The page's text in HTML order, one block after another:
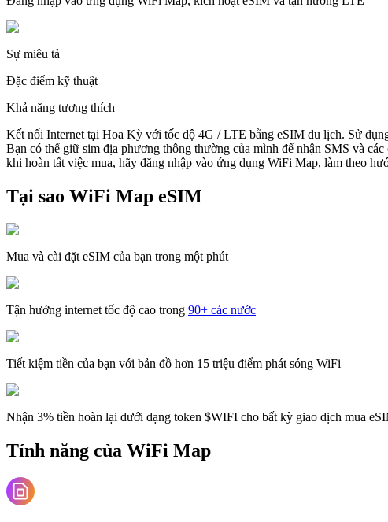
Sự miêu tả
Đặc điểm kỹ thuật
Khả năng tương thích
Kết nối Internet tại Hoa Kỳ với tốc độ 4G / LTE bằng eSIM du lịch. Sử
Bạn có thể giữ sim địa phương thông thường của mình để nhận SMS và
khi hoàn tất việc mua, hãy đăng nhập vào ứng dụng WiFi Map, làm theo
Tại sao WiFi Map eSIM
Mua và cài đặt eSIM của bạn trong một phút
Tận hưởng internet tốc độ cao trong 90+ các nước
Tiết kiệm tiền của bạn với bản đồ hơn 15 triệu điểm phát sóng WiFi
Nhận 3% tiền hoàn lại dưới dạng token $WIFI cho bất kỳ giao dịch mua
Tính năng của WiFi Map